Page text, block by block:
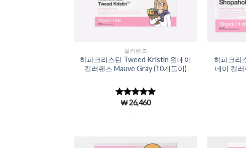
Wishlist
컬러렌즈
하파크리스틴 Tweed Kristin 원데이
컬러렌즈 Mauve Gray (10개들이)
5 중에서
로 평
₩26,460
하파크리
데이 컬